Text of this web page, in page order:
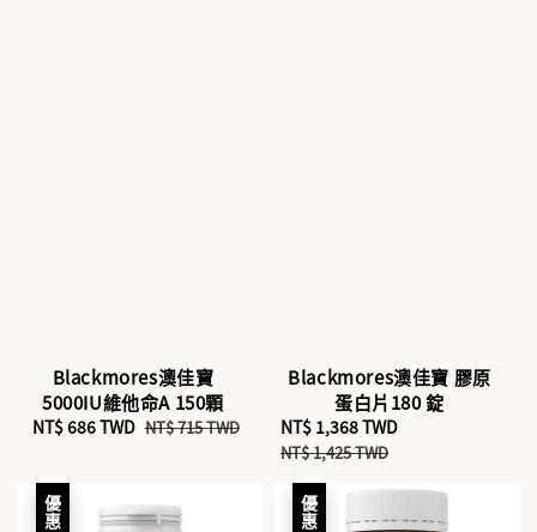
Blackmores澳佳寶
5000IU維他命A 150顆
Sale
NT$ 686 TWD Regular
NT$ 715 TWD
Blackmores澳佳寶 膠原
蛋白片180 錠
Sale
price
NT$ 1,368 TWD
NT$ 1,425 TWD
優惠 優惠